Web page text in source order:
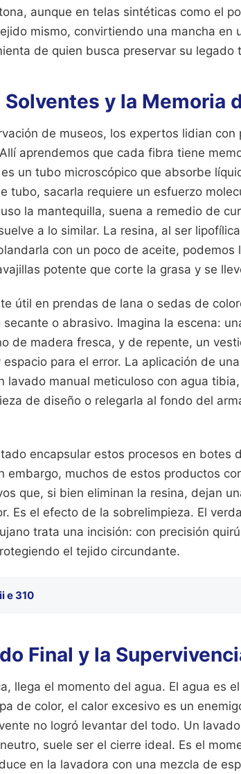
aunque en telas sintéticas como el
mismo, convirtiendo una mancha en
de quien busca preservar su legado
y la Memoria
de museos, los expertos lidian con
aprendemos que cada fibra tiene
un tubo microscópico que absorbe
tubo, sacarla requiere un esfuerzo
la mantequilla, suena a remedio de
a lo similar. La resina, al ser
con un poco de aceite, podemos
potente que corte la grasa y se
útil en prendas de lana o sedas de
o abrasivo. Imagina la escena:
de madera fresca, y de repente, un
para el error. La aplicación de
lavado manual meticuloso con agua
de diseño o relegarla al fondo del
encapsular estos procesos en botes
embargo, muchos de estos productos
que, si bien eliminan la resina, dejan
Es el efecto de la sobrelimpieza. El
trata una incisión: con precisión
el tejido circundante.
e 310
Final y la
llega el momento del agua. El agua es
de color, el calor excesivo es un
no logró levantar del todo. Un
suele ser el cierre ideal. Es el
en la lavadora con una mezcla de